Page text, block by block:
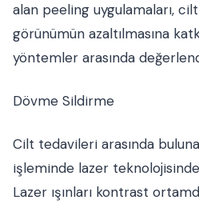
alan peeling uygulamaları,
görünümün azaltılmasına
yöntemler arasında
Dövme Sildirme
Cilt tedavileri arasında
işleminde lazer
Lazer ışınları kontrast